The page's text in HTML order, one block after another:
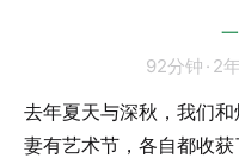
92分钟 · 2
去年夏天与深秋，我们
妻有艺术节，各自都收